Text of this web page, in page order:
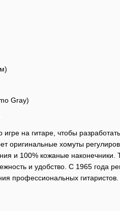
Gray)
на гитаре, чтобы
оригинальные хомуты
и 100% кожаные наконечники.
и удобство. С 1965 года
профессиональных